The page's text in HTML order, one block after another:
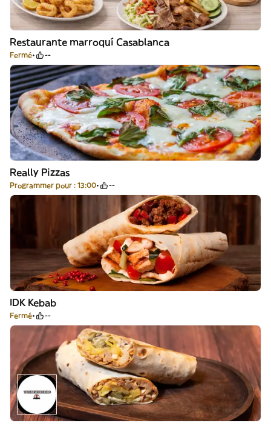
Restaurante marroquí Casablanca
Fermé --
Really Pizzas
Programmer pour : 13:00 --
IDK Kebab
Fermé --